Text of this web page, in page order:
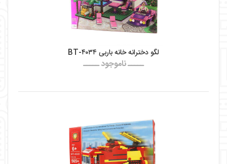
لگو دخترانه خانه باربی BT-۴۰۳۴
ـــــ ناموجود ـــــ